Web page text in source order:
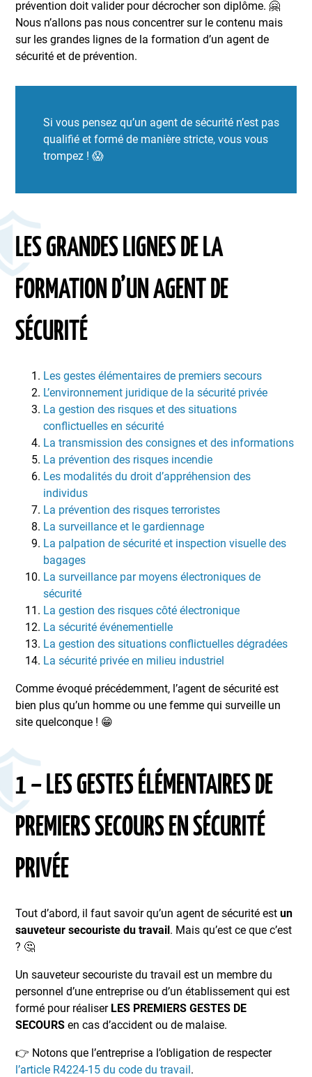
prévention doit valider pour décrocher son diplôme. 🤗
Nous n’allons pas nous concentrer sur le contenu mais
sur les grandes lignes de la formation d’un agent de
sécurité et de prévention.
Si vous pensez qu’un agent de sécurité n’est pas
qualifié et formé de manière stricte, vous vous
trompez ! 😱
LES GRANDES LIGNES DE LA
FORMATION D’UN AGENT DE
SÉCURITÉ
Les gestes élémentaires de premiers secours
L’environnement juridique de la sécurité privée
La gestion des risques et des situations
conflictuelles en sécurité
La transmission des consignes et des informations
La prévention des risques incendie
Les modalités du droit d’appréhension des
individus
La prévention des risques terroristes
La surveillance et le gardiennage
La palpation de sécurité et inspection visuelle des
bagages
La surveillance par moyens électroniques de
sécurité
La gestion des risques côté électronique
La sécurité événementielle
La gestion des situations conflictuelles dégradées
La sécurité privée en milieu industriel
Comme évoqué précédemment, l’agent de sécurité est
bien plus qu’un homme ou une femme qui surveille un
site quelconque ! 😁
1 – LES GESTES ÉLÉMENTAIRES DE
PREMIERS SECOURS EN SÉCURITÉ
PRIVÉE
Tout d’abord, il faut savoir qu’un agent de sécurité estun
sauveteur secouriste du travail. Mais qu’est ce que c’est
? 🤔
Un sauveteur secouriste du travail est un membre du
personnel d’une entreprise ou d’un établissement qui est
formé pour réaliser LES PREMIERS GESTES DE
SECOURS en cas d’accident ou de malaise.
👉 Notons que l’entreprise a l’obligation de respecter
l’article R4224-15 du code du travail.